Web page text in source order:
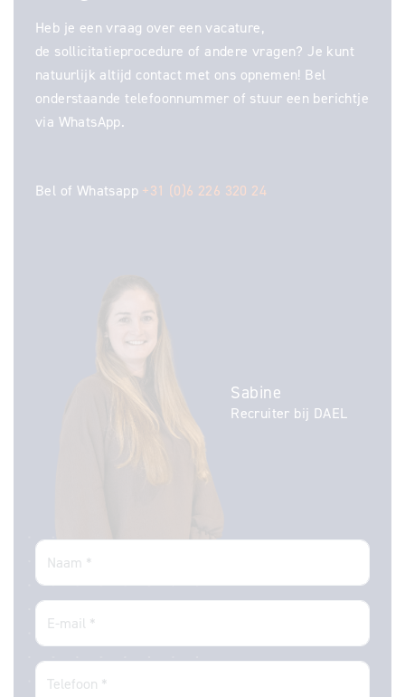
Heb je een vraag over een vacature,
de sollicitatieprocedure of andere vragen? Je kunt
natuurlijk altijd contact met ons opnemen! Bel
onderstaande telefoonnummer of stuur een berichtje
via WhatsApp.
Bel of Whatsapp +31 (0)6 226 320 24
Sabine
Recruiter bij DAEL